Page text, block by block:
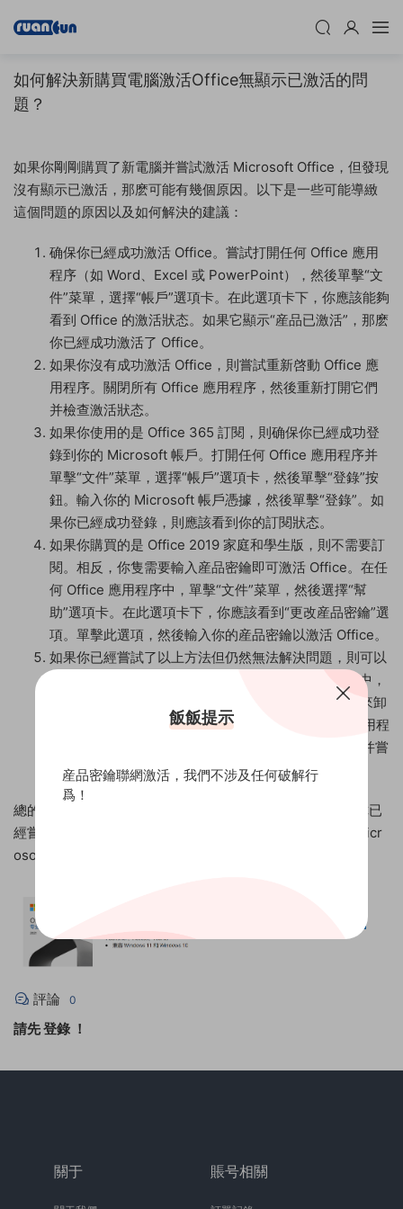
如何解決新購買電腦激活Office無顯示已激活的問
題？
如果你剛剛購買了新電腦并嘗試激活 Microsoft Office，但發現
沒有顯示已激活，那麽可能有幾個原因。以下是一些可能導緻
這個問題的原因以及如何解決的建議：
确保你已經成功激活 Office。嘗試打開任何 Office 應用
程序（如 Word、Excel 或 PowerPoint），然後單擊“文
件”菜單，選擇“帳戶”選項卡。在此選項卡下，你應該能夠
看到 Office 的激活狀态。如果它顯示“産品已激活”，那麽
你已經成功激活了 Office。
如果你沒有成功激活 Office，則嘗試重新啓動 Office 應
用程序。關閉所有 Office 應用程序，然後重新打開它們
并檢查激活狀态。
如果你使用的是 Office 365 訂閱，則确保你已經成功登
錄到你的 Microsoft 帳戶。打開任何 Office 應用程序并
單擊“文件”菜單，選擇“帳戶”選項卡，然後單擊“登錄”按
鈕。輸入你的 Microsoft 帳戶憑據，然後單擊“登錄”。如
果你已經成功登錄，則應該看到你的訂閱狀态。
如果你購買的是 Office 2019 家庭和學生版，則不需要訂
閱。相反，你隻需要輸入産品密鑰即可激活 Office。在任
何 Office 應用程序中，單擊“文件”菜單，然後選擇“幫
助”選項卡。在此選項卡下，你應該看到“更改産品密鑰”選
項。單擊此選項，然後輸入你的産品密鑰以激活 Office。
如果你已經嘗試了以上方法但仍然無法解決問題，則可以
嘗試卸載并重新安裝 Office。在 Windows 操作系統中，
你可以通過單擊“開始”菜單，然後選擇“設置”>“應用”來卸
載 Office。在“應用和功能”選項卡下，找到 Office 應用程
序，然後單擊“卸載”。完成卸載後，重新安裝 Office 并嘗
試激活它。
總的來說，如果你無法在 Office 中看到激活狀态，請确保你已
經嘗試了上述所有方法。如果問題仍然存在，請考慮聯系 Micr
osoft 支持團隊以獲取幫助。
評論 0
請先登錄 ！
關于 賬号相關
飯飯提示
産品密鑰聯網激活，我們不涉及任何破解行
爲！